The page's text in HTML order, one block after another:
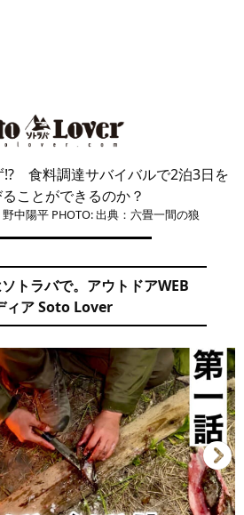
!? 食料調達サバイバルで2泊3日を
ことができるのか？
野中陽平 PHOTO: 出典：六畳一間の狼
トラバで。アウトドアWEB
ィア Soto Lover